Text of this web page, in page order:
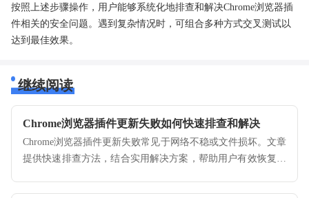
按照上述步骤操作，用户能够系统化地排查和解决Chrome浏览器插
件相关的安全问题。遇到复杂情况时，可组合多种方式交叉测试以
达到最佳效果。
继续阅读
Chrome浏览器插件更新失败如何快速排查和解决
Chrome浏览器插件更新失败常见于网络不稳或文件损坏。文章
提供快速排查方法，结合实用解决方案，帮助用户有效恢复插